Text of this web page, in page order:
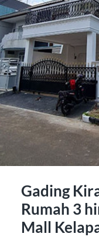
Gading
Rumah 3
Mall